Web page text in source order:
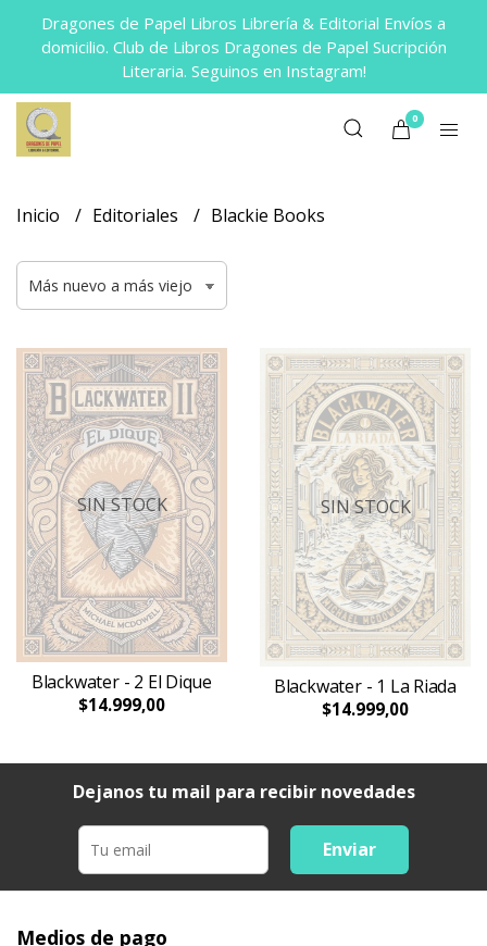
Dragones de Papel Libros Librería & Editorial Envíos a
domicilio. Club de Libros Dragones de Papel Sucripción
Literaria. Seguinos en Instagram!
0
Inicio Editoriales Blackie Books
SIN STOCK
Blackwater - 2 El Dique
$14.999,00
SIN STOCK
Blackwater - 1 La Riada
$14.999,00
Dejanos tu mail para recibir novedades
Enviar
Medios de pago